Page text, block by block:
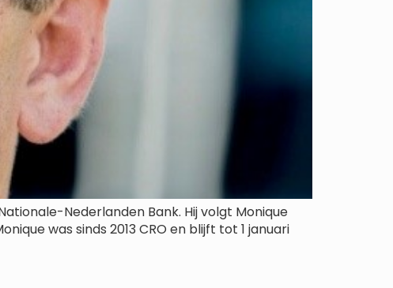
Nederlanden Bank. Hij volgt Monique
was sinds 2013 CRO en blijft tot 1 januari